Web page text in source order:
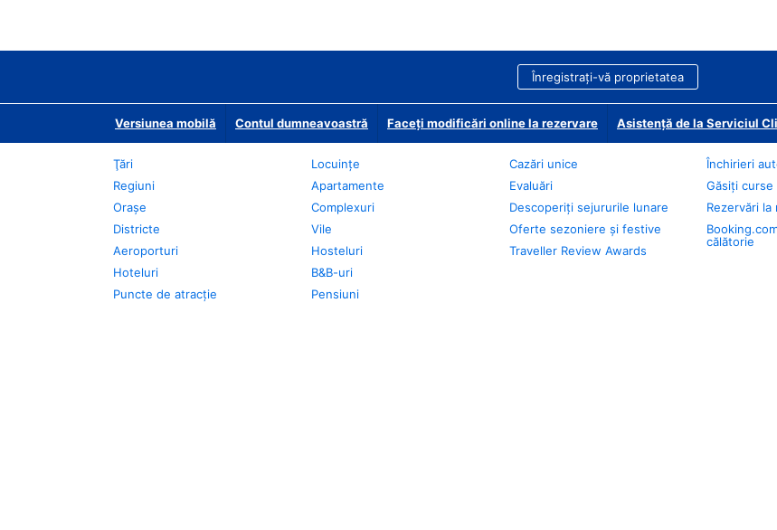
Înregistrați-vă proprietatea
Versiunea mobilă Contul dumneavoastră Faceți modificări online la rezervare Asistență de la Serviciul
Ţări
Regiuni
Oraşe
Districte
Aeroporturi
Hoteluri
Puncte de atracţie
Locuințe
Apartamente
Complexuri
Vile
Hosteluri
B&B-uri
Pensiuni
Cazări unice
Evaluări
Descoperiți sejururile lunare
Oferte sezoniere și festive
Traveller Review Awards
Închirieri
Găsiți curse
Rezervări
călătorie